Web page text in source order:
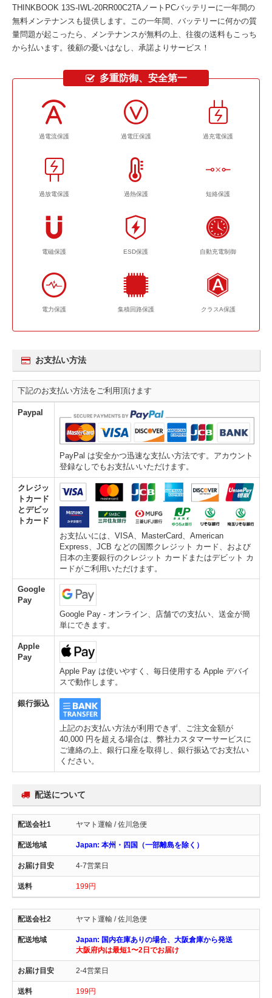
THINKBOOK 13S-IWL-20RR00C2TAノートPCバッテリーに一年間の
無料メンテナンスも提供します。この一年間、バッテリーに何かの質
量問題が起こったら、メンテナンスが無料の上、往復の送料もこっち
から払います。後顧の憂いはなし、承諾よりサービス！
多重防御、安全第一
過電流保護 過電圧保護 過充電保護
過放電保護 過熱保護 短絡保護
電磁保護 ESD保護 自動充電制御
電力保護 集積回路保護 クラスA保護
お支払い方法
下記のお支払い方法をご利用頂けます
Paypal
PayPal は安全かつ迅速な支払い方法です。アカウント
登録なしでもお支払いいただけます。
クレジッ
トカード
とデビッ
トカード
お支払いには、VISA、MasterCard、American
Express、JCB などの国際クレジット カード、および
日本の主要銀行のクレジット カードまたはデビット カ
ードがご利用いただけます。
Google
Pay
Google Pay - オンライン、店舗での支払い、送金が簡
単にできます。
Apple
Pay
Apple Pay は使いやすく、毎日使用する Apple デバイ
スで動作します。
銀行振込
上記のお支払い方法が利用できず、ご注文金額が
40,000 円を超える場合は、弊社カスタマーサービスに
ご連絡の上、銀行口座を取得し、銀行振込でお支払い
ください。
配送について
ヤマト運輸 / 佐川急便
Japan: 本州・四国（一部離島を除く）
4-7営業日
199円
ヤマト運輸 / 佐川急便
Japan: 国内在庫ありの場合、大阪倉庫から発送
大阪府内は最短1〜2日でお届け
2-4営業日
199円